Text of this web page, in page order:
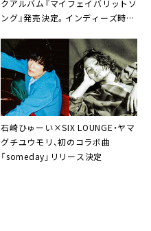
クアルバム『マイフェイバリットソ
ング』発売決定。インディーズ時代
石崎ひゅーい×SIX LOUNGE・ヤマ
グチユウモリ、初のコラボ曲
「someday」リリース決定